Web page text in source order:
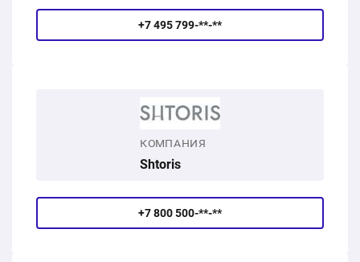
+7 495 799-**-**
КОМПАНИЯ
Shtoris
+7 800 500-**-**